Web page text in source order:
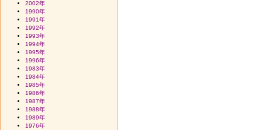
2002年
1990年
1991年
1992年
1993年
1994年
1995年
1996年
1983年
1984年
1985年
1986年
1987年
1988年
1989年
1976年